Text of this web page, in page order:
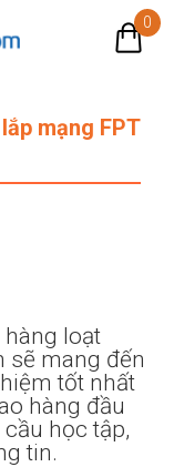
0
mạng FPT
loạt
sẽ mang đến
tốt nhất
hàng đầu
học tập,
tin.